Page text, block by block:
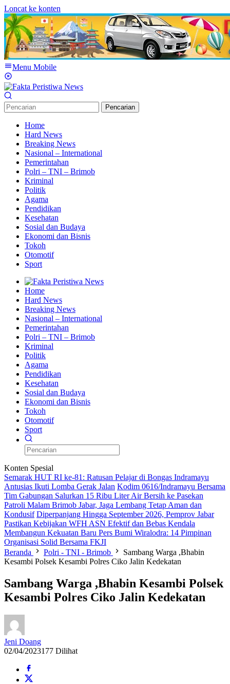
Loncat ke konten
Menu Mobile
Pencarian
Home
Hard News
Breaking News
Nasional – International
Pemerintahan
Polri – TNI – Brimob
Kriminal
Politik
Agama
Pendidikan
Kesehatan
Sosial dan Budaya
Ekonomi dan Bisnis
Tokoh
Otomotif
Sport
Home
Hard News
Breaking News
Nasional – International
Pemerintahan
Polri – TNI – Brimob
Kriminal
Politik
Agama
Pendidikan
Kesehatan
Sosial dan Budaya
Ekonomi dan Bisnis
Tokoh
Otomotif
Sport
Konten Spesial
Semarak HUT RI ke-81: Ratusan Pelajar di Bongas Indramayu
Antusias Ikuti Lomba Gerak Jalan Kodim 0616/Indramayu Bersama
Tim Gabungan Salurkan 15 Ribu Liter Air Bersih ke Pasekan
Patroli Malam Brimob Jabar, Jaga Lembang Tetap Aman dan
Kondusif Diperpanjang Hingga September 2026, Pemprov Jabar
Pastikan Kebijakan WFH ASN Efektif dan Bebas Kendala
Membangun Kekuatan Baru Pers Bumi Wiralodra: 14 Pimpinan
Organisasi Solid Bersama FKJI
Beranda
Polri - TNI - Brimob
Sambang Warga ,Bhabin
Kesambi Polsek Kesambi Polres Ciko Jalin Kedekatan
Sambang Warga ,Bhabin Kesambi Polsek
Kesambi Polres Ciko Jalin Kedekatan
Jeni Doang
02/04/2023177 Dilihat